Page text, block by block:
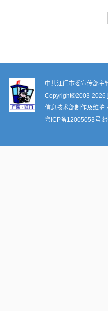
中共江门市委宣传部主
Copyright©2003-2026
信息技术部制作及维
粤ICP备12005053号